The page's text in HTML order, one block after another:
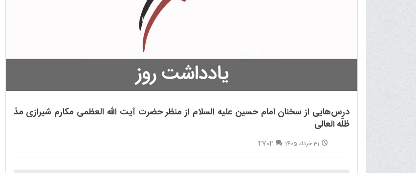
درس‌هایی از سخنان امام حسین علیه السلام از منظر حضرت آیت الله العظمی مکارم شیرازی مدّ
ظلّه العالی
31 خرداد 1405 4704